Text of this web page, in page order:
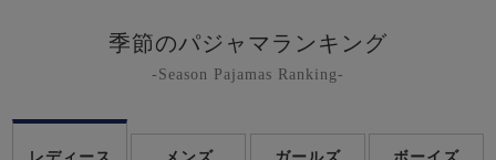
について
季節のパジャマランキング
-Season Pajamas Ranking-